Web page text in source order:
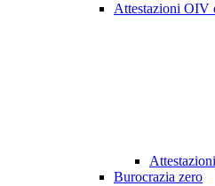
Attestazioni OIV
Burocrazia zero